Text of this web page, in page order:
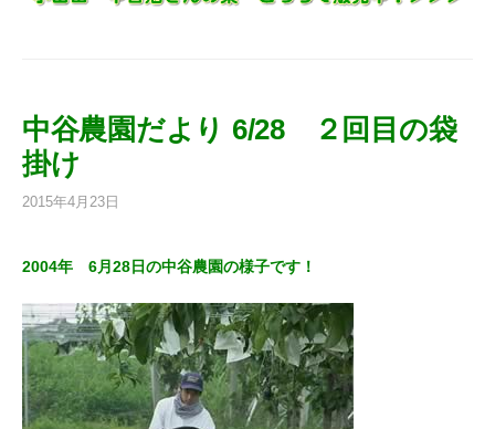
中谷農園だより 6/28 ２回目の袋
掛け
2015年4月23日
2004年 6月28日の中谷農園の様子です！